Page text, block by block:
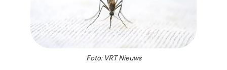
Foto: VRT Nieuws